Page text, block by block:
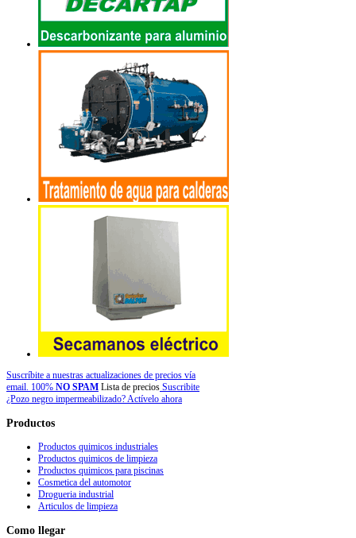
Suscríbite a nuestras actualizaciones de precios vía
email. 100% NO SPAM Lista de precios Suscribite
¿Pozo negro impermeabilizado? Actívelo ahora
Productos
Productos quimicos industriales
Productos quimicos de limpieza
Productos quimicos para piscinas
Cosmetica del automotor
Drogueria industrial
Articulos de limpieza
Como llegar